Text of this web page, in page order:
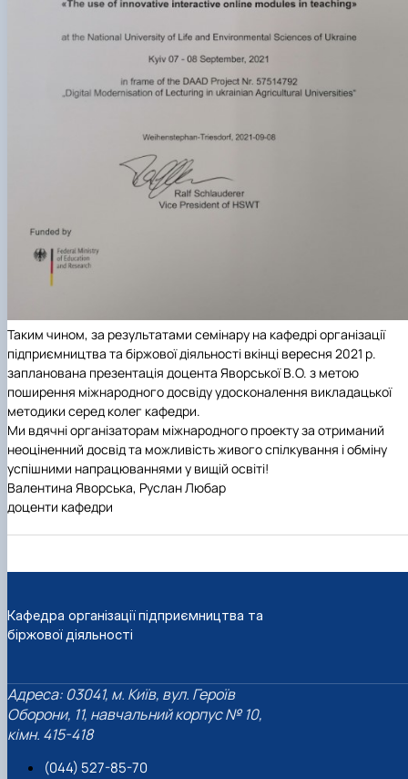
Таким чином, за результатами семінару на кафедрі організації
підприємництва та біржової діяльності вкінці вересня 2021 р.
запланована презентація доцента Яворської В.О. з метою
поширення міжнародного досвіду удосконалення викладацької
методики серед колег кафедри.
Ми вдячні організаторам міжнародного проекту за отриманий
неоціненний досвід та можливість живого спілкування і обміну
успішними напрацюваннями у вищій освіті!
Валентина Яворська, Руслан Любар
доценти кафедри
Кафедра організації підприємництва та
біржової діяльності
Адреса: 03041, м. Київ, вул. Героїв
Оборони, 11, навчальний корпус № 10,
кімн. 415-418
(044) 527-85-70